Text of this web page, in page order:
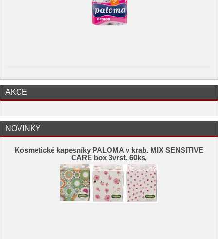
AKCE
NOVINKY
Kosmetické kapesníky PALOMA v krab. MIX SENSITIVE
CARE box 3vrst. 60ks,